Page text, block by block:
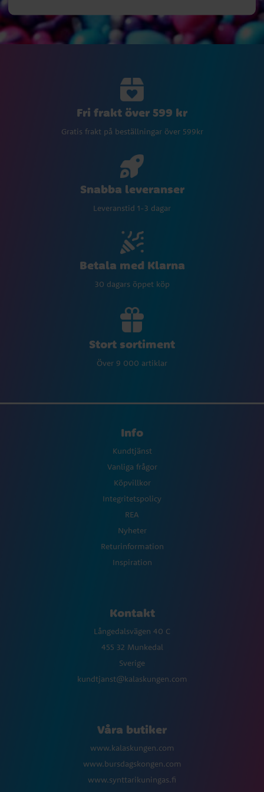
Fri frakt över 599 kr
Gratis frakt på beställningar över 599kr
Snabba leveranser
Leveranstid 1-3 dagar
Betala med Klarna
30 dagars öppet köp
Stort sortiment
Över 9 000 artiklar
Info
Kundtjänst
Vanliga frågor
Köpvillkor
Integritetspolicy
REA
Nyheter
Returinformation
Inspiration
Kontakt
Långedalsvägen 40 C
455 32 Munkedal
Sverige
kundtjanst@kalaskungen.com
Våra butiker
www.kalaskungen.com
www.bursdagskongen.com
www.synttarikuningas.fi